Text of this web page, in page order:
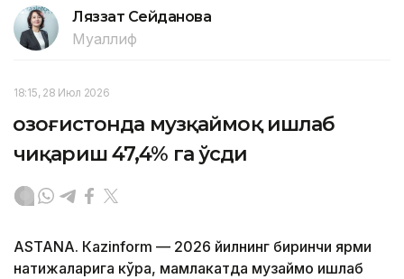
Ляззат Сейданова
Муаллиф
18:15, 28 Июл 2026
Қозоғистонда музқаймоқ ишлаб
чиқариш 47,4% га ўсди
ASTANА. Каzinform — 2026 йилнинг биринчи ярми
натижаларига кўра, мамлакатда музқаймоқ ишлаб